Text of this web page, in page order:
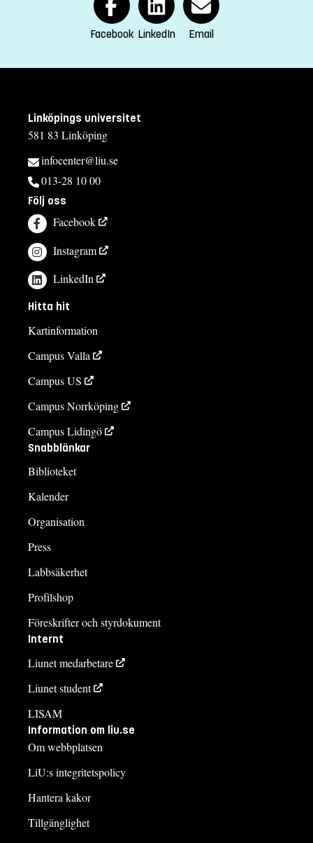
Facebook LinkedIn Email
Linköpings universitet
581 83 Linköping
infocenter@liu.se
013-28 10 00
Följ oss
Facebook
Instagram
LinkedIn
Hitta hit
Kartinformation
Campus Valla
Campus US
Campus Norrköping
Campus Lidingö
Snabblänkar
Biblioteket
Kalender
Organisation
Press
Labbsäkerhet
Profilshop
Föreskrifter och styrdokument
Internt
Liunet medarbetare
Liunet student
LISAM
Information om liu.se
Om webbplatsen
LiU:s integritetspolicy
Hantera kakor
Tillgänglighet